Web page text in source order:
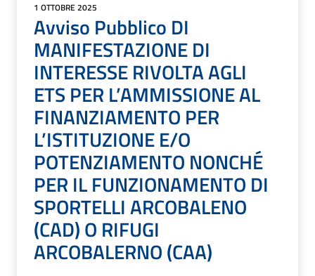
1 OTTOBRE 2025
Avviso Pubblico DI
MANIFESTAZIONE DI
INTERESSE RIVOLTA AGLI
ETS PER L’AMMISSIONE AL
FINANZIAMENTO PER
L’ISTITUZIONE E/O
POTENZIAMENTO NONCHÉ
PER IL FUNZIONAMENTO DI
SPORTELLI ARCOBALENO
(CAD) O RIFUGI
ARCOBALERNO (CAA)